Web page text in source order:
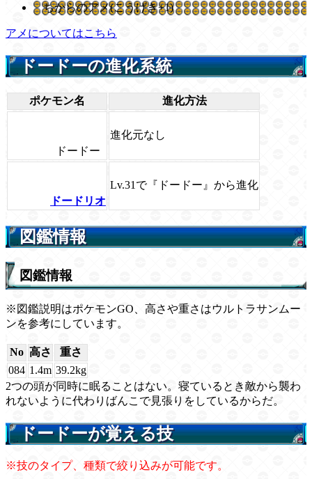
ちからのアメ(こうげき+1)
アメについてはこちら
ドードーの進化系統
ポケモン名 進化方法
ドードー
進化元なし
ドードリオ
Lv.31で『ドードー』から進化
図鑑情報
図鑑情報
※図鑑説明はポケモンGO、高さや重さはウルトラサンムー
ンを参考にしています。
No 高さ
重さ
084 1.4m 39.2kg
2つの頭が同時に眠ることはない。寝ているとき敵から襲わ
れないように代わりばんこで見張りをしているからだ。
ドードーが覚える技
※技のタイプ、種類で絞り込みが可能です。